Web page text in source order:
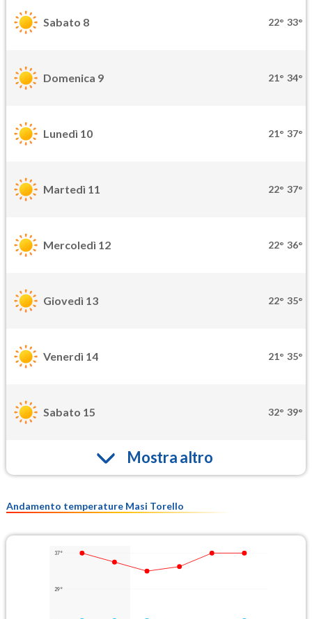
Sabato 8 22° 33°
Domenica 9 21° 34°
Lunedì 10 21° 37°
Martedì 11 22° 37°
Mercoledì 12 22° 36°
Giovedì 13 22° 35°
Venerdì 14 21° 35°
Sabato 15 32° 39°
Mostra altro
Andamento temperature Masi Torello
37°
29°